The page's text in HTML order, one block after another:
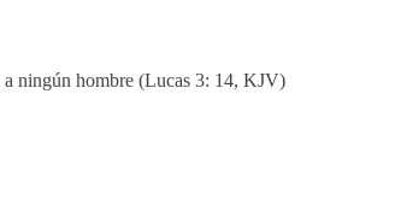
ningún hombre (Lucas 3: 14, KJV)